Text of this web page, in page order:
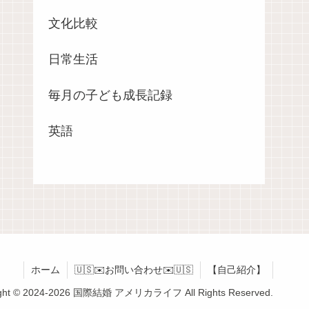
文化比較
日常生活
毎月の子ども成長記録
英語
ホーム 🇺🇸✉️お問い合わせ✉️🇺🇸 【自己紹介】
© 2024-2026 国際結婚 アメリカライフ All Rights Reserved.